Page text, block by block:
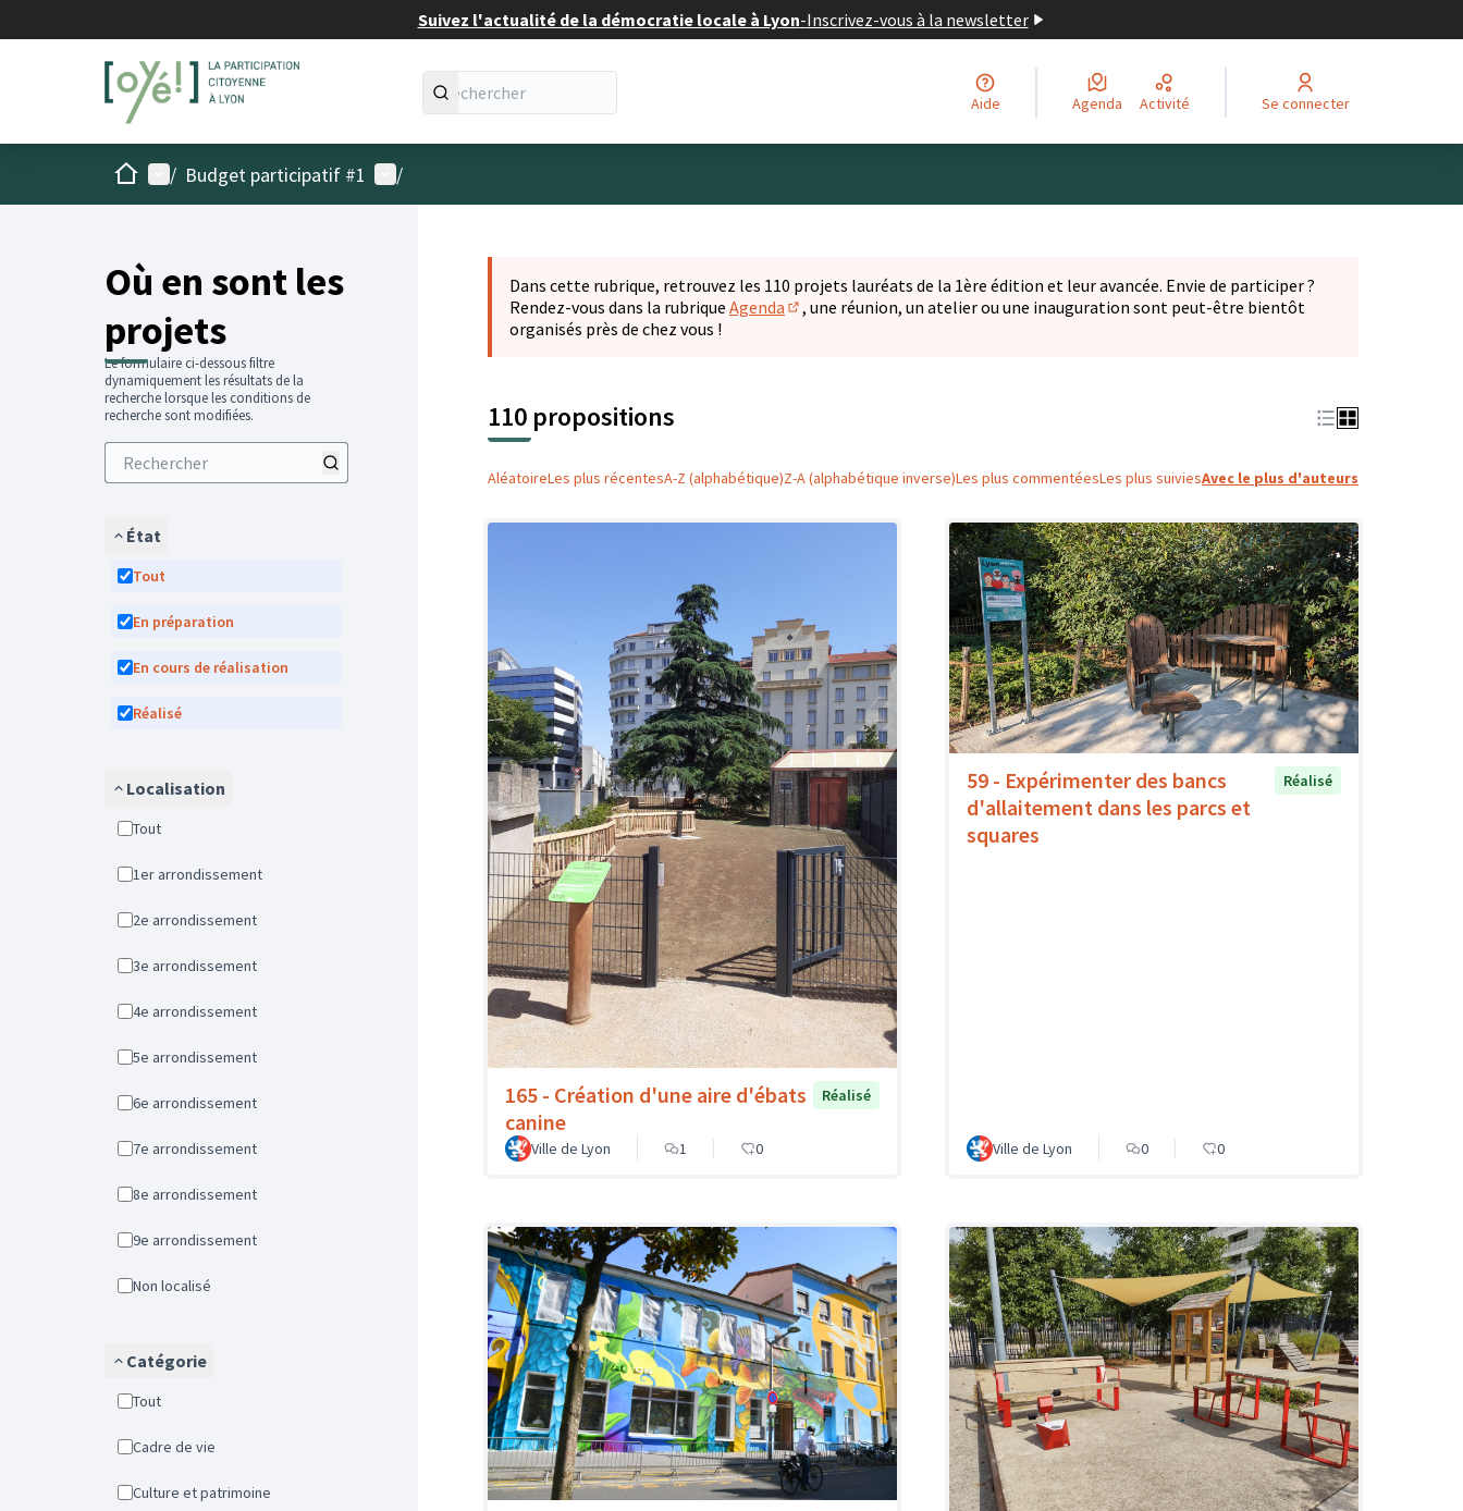
Suivez l'actualité de la démocratie locale à Lyon-Inscrivez-vous à la newsletter
Aide Agenda Activité Se connecter
AccueilMenu principal
/ Budget participatif #1 Menu utilisateur
/
Où en sont les
projets
Le formulaire ci-dessous filtre
dynamiquement les résultats de la
recherche lorsque les conditions de
recherche sont modifiées.
État
Tout
En préparation
En cours de réalisation
Réalisé
Localisation
Tout
1er arrondissement
2e arrondissement
3e arrondissement
4e arrondissement
5e arrondissement
6e arrondissement
7e arrondissement
8e arrondissement
9e arrondissement
Non localisé
Catégorie
Tout
Cadre de vie
Culture et patrimoine
Dans cette rubrique, retrouvez les 110 projets lauréats de la 1ère édition et leur avancée. Envie de participer ?
Rendez-vous dans la rubrique Agenda
(S'ouvre dans un nouvel onglet)
, une réunion, un atelier ou une inauguration sont peut-être bientôt
organisés près de chez vous !
110 propositions
AléatoireLes plus récentesA-Z (alphabétique)Z-A (alphabétique inverse)Les plus commentéesLes plus suiviesAvec le plus d'auteurs
165 - Création d'une aire d'ébats
canine
Réalisé
Ville de Lyon 1 0
59 - Expérimenter des bancs
d'allaitement dans les parcs et
squares
Réalisé
Ville de Lyon 0 0